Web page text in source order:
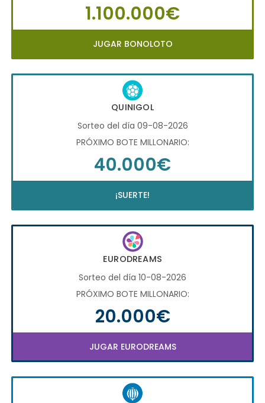
1.100.000€
JUGAR BONOLOTO
QUINIGOL
Sorteo del día 09-08-2026
PRÓXIMO BOTE MILLONARIO:
40.000€
¡SUERTE!
EURODREAMS
Sorteo del día 10-08-2026
PRÓXIMO BOTE MILLONARIO:
20.000€
JUGAR EURODREAMS